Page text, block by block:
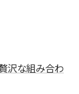
沢な組み合わ